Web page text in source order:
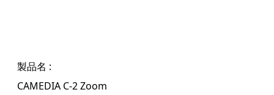
製品名
CAMEDIA C-2 Zoom